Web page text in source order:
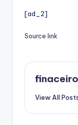
[ad_2]
Source link
View All